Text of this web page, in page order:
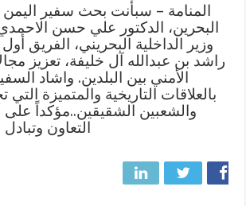
المنامة – سبأنت بحث سفير
البحرين، الدكتور علي حسن
وزير الداخلية البحريني، الفريق
راشد بن عبدالله آل خليفة، تعزيز
الأمني بين البلدين. واشاد
بالعلاقات التاريخية والمتميزة التي
والشعبين الشقيقين..مؤكداً على
التعاون